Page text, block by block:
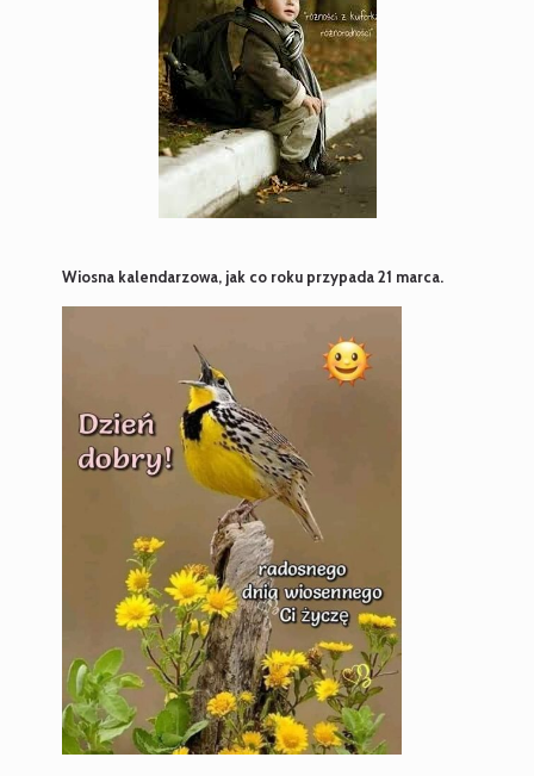
Wiosna kalendarzowa, jak co roku przypada 21 marca.